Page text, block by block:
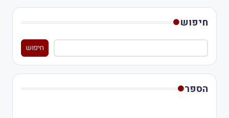
חיפוש
חיפוש
הספר